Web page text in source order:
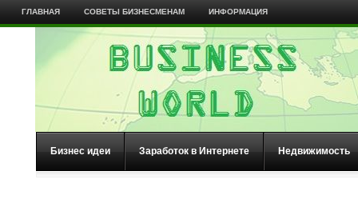
ГЛАВНАЯ СОВЕТЫ БИЗНЕСМЕНАМ ИНФОРМАЦИЯ
Бизнес идеи Заработок в Интернете Недвижимость